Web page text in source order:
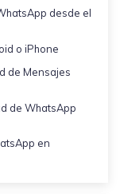
desde el
o iPhone
de Mensajes
de WhatsApp
en